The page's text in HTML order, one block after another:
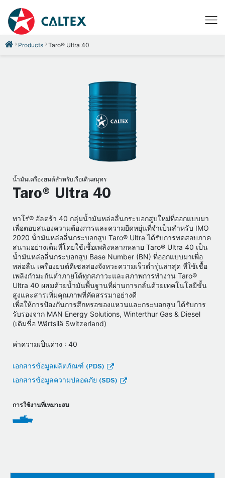
Products Taro® Ultra 40
น้ำมันเครื่องยนต์สำหรับเรือเดินสมุทร
Taro® Ultra 40
ทาโร่® อัลตร้า 40 กลุ่มน้ำมันหล่อลื่นกระบอกสูบใหม่ที่ออกแบบมา
เพื่อตอบสนองความต้องการและความยืดหยุ่นที่จำเป็นสําหรับ IMO
2020 น้ํามันหล่อลื่นกระบอกสูบ Taro® Ultra ได้รับการทดสอบภาค
สนามอย่างเต็มที่โดยใช้เชื้อเพลิงหลากหลาย Taro® Ultra 40 เป็น
น้ำมันหล่อลื่นกระบอกสูบ Base Number (BN) ที่ออกแบบมาเพื่อ
หล่อลื่น เครื่องยนต์ดีเซลสองจังหวะความเร็วต่ำรุ่นล่าสุด ที่ใช้เชื้อ
เพลิงกำมะถันต่ำภายใต้ทุกสภาวะและสภาพการทำงาน Taro®
Ultra 40 ผสมด้วยน้ำมันพื้นฐานที่ผ่านการกลั่นด้วยเทคโนโลยีขั้น
สูงและสารเพิ่มคุณภาพที่คัดสรรมาอย่างดี
เพื่อให้การป้องกันการสึกหรอของแหวนและกระบอกสูบ ได้รับการ
รับรองจาก MAN Energy Solutions, Winterthur Gas & Diesel
(เดิมชื่อ Wärtsilä Switzerland)
ค่าความเป็นด่าง : 40
เอกสารข้อมูลผลิตภัณฑ์ (PDS)
เอกสารข้อมูลความปลอดภัย (SDS)
การใช้งานที่เหมาะสม